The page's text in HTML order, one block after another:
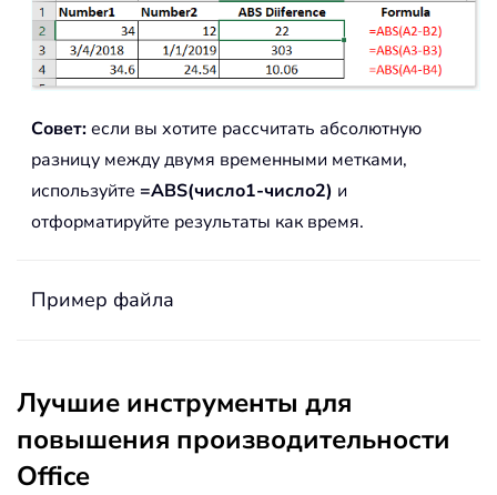
Совет:если вы хотите рассчитать абсолютную
разницу между двумя временными метками,
используйте =ABS(число1-число2) и
отформатируйте результаты как время.
Пример файла
Лучшие инструменты для
повышения производительности
Office